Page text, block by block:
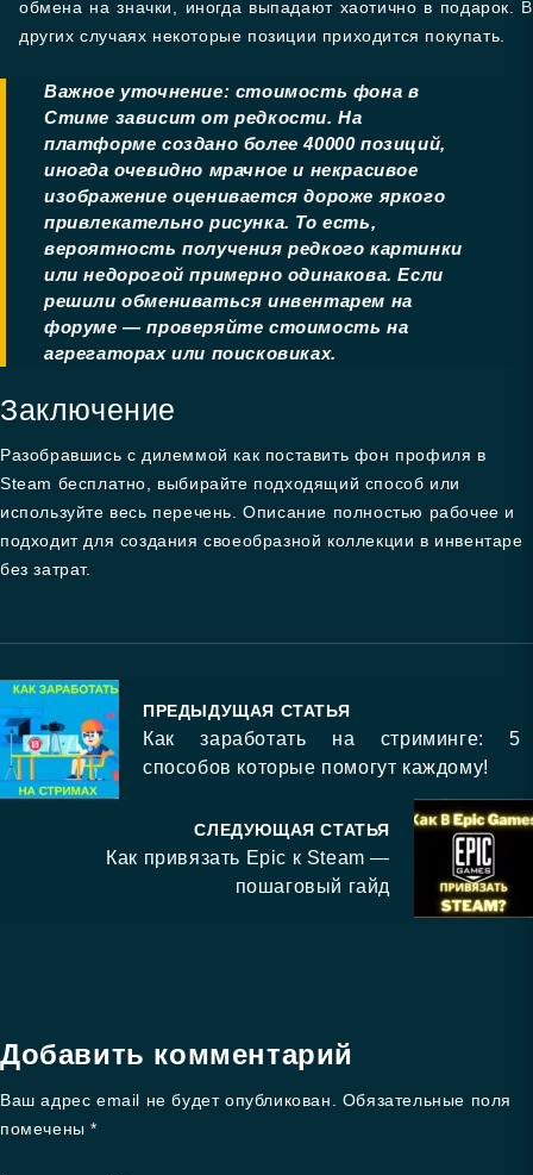
обмена на значки, иногда выпадают хаотично в подарок. В
других случаях некоторые позиции приходится покупать.
Важное уточнение: стоимость фона в
Стиме зависит от редкости. На
платформе создано более 40000 позиций,
иногда очевидно мрачное и некрасивое
изображение оценивается дороже яркого
привлекательно рисунка. То есть,
вероятность получения редкого картинки
или недорогой примерно одинакова. Если
решили обмениваться инвентарем на
форуме — проверяйте стоимость на
агрегаторах или поисковиках.
Заключение
Разобравшись с дилеммой как поставить фон профиля в
Steam бесплатно, выбирайте подходящий способ или
используйте весь перечень. Описание полностью рабочее и
подходит для создания своеобразной коллекции в инвентаре
без затрат.
ПРЕДЫДУЩАЯ СТАТЬЯ
Как заработать на стриминге: 5
способов которые помогут каждому!
СЛЕДУЮЩАЯ СТАТЬЯ
Как привязать Epic к Steam —
пошаговый гайд
Добавить комментарий
Ваш адрес email не будет опубликован.
Обязательные поля
помечены*